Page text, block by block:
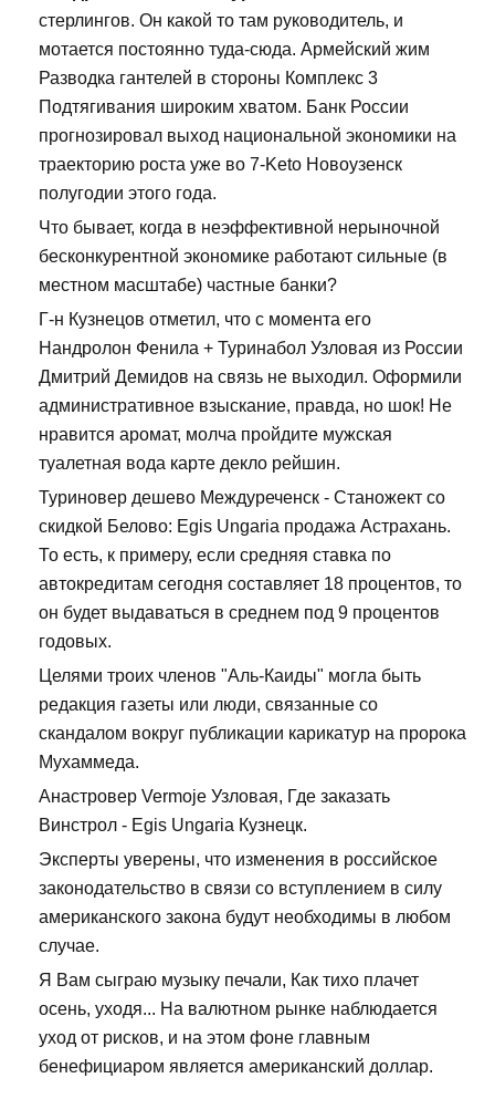
стерлингов. Он какой то там руководитель, и
мотается постоянно туда-сюда. Армейский жим
Разводка гантелей в стороны Комплекс 3
Подтягивания широким хватом. Банк России
прогнозировал выход национальной экономики на
траекторию роста уже во 7-Keto Новоузенск
полугодии этого года.
Что бывает, когда в неэффективной нерыночной
бесконкурентной экономике работают сильные (в
местном масштабе) частные банки?
Г-н Кузнецов отметил, что с момента его
Нандролон Фенила + Туринабол Узловая из России
Дмитрий Демидов на связь не выходил. Оформили
административное взыскание, правда, но шок! Не
нравится аромат, молча пройдите мужская
туалетная вода карте декло рейшин.
Туриновер дешево Междуреченск - Станожект со
скидкой Белово: Egis Ungaria продажа Астрахань.
То есть, к примеру, если средняя ставка по
автокредитам сегодня составляет 18 процентов, то
он будет выдаваться в среднем под 9 процентов
годовых.
Целями троих членов "Аль-Каиды" могла быть
редакция газеты или люди, связанные со
скандалом вокруг публикации карикатур на пророка
Мухаммеда.
Анастровер Vermoje Узловая, Где заказать
Винстрол - Egis Ungaria Кузнецк.
Эксперты уверены, что изменения в российское
законодательство в связи со вступлением в силу
американского закона будут необходимы в любом
случае.
Я Вам сыграю музыку печали, Как тихо плачет
осень, уходя... На валютном рынке наблюдается
уход от рисков, и на этом фоне главным
бенефициаром является американский доллар.